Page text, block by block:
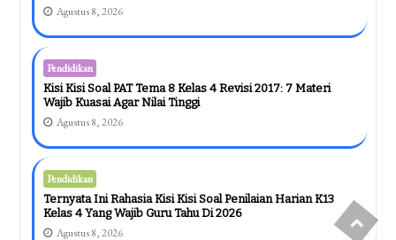
Agustus 8, 2026
Pendidikan
Kisi Kisi Soal PAT Tema 8 Kelas 4 Revisi 2017: 7 Materi
Wajib Kuasai Agar Nilai Tinggi
Agustus 8, 2026
Pendidikan
Ternyata Ini Rahasia Kisi Kisi Soal Penilaian Harian K13
Kelas 4 Yang Wajib Guru Tahu Di 2026
Agustus 8, 2026